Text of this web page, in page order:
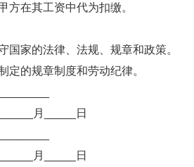
方在其工资中代为扣缴。
国家的法律、法规、规章和政策。
定的规章制度和劳动纪律。
月_____日
月_____日